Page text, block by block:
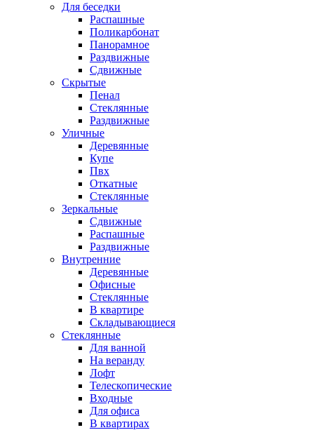
Для беседки
Распашные
Поликарбонат
Панорамное
Раздвижные
Сдвижные
Скрытые
Пенал
Стеклянные
Раздвижные
Уличные
Деревянные
Купе
Пвх
Откатные
Стеклянные
Зеркальные
Сдвижные
Распашные
Раздвижные
Внутренние
Деревянные
Офисные
Стеклянные
В квартире
Складывающиеся
Стеклянные
Для ванной
На веранду
Лофт
Телескопические
Входные
Для офиса
В квартирах